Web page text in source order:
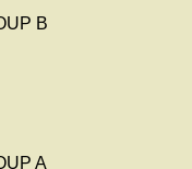
B
A